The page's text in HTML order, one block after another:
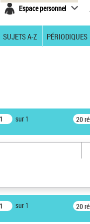
Espace personnel
SUJETS A-Z PÉRIODIQUES
sur 1 20
sur 1 20